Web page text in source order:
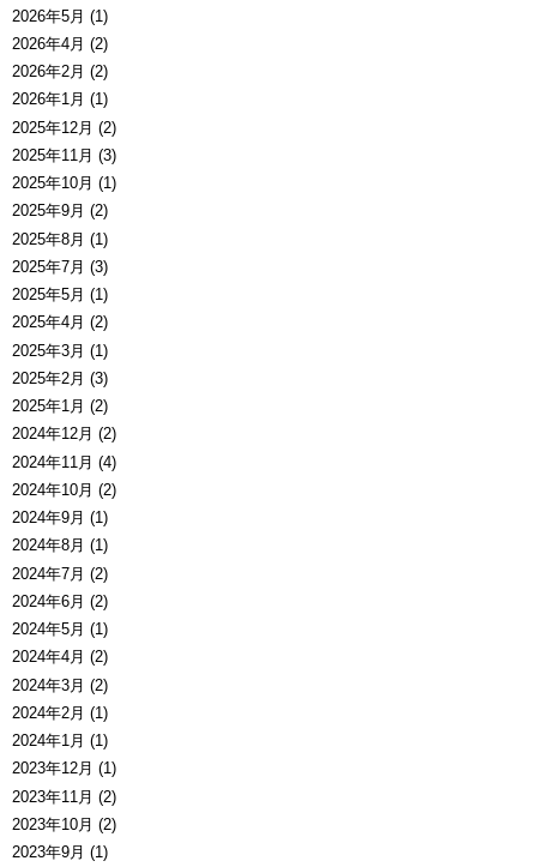
2026年5月 (1)
2026年4月 (2)
2026年2月 (2)
2026年1月 (1)
2025年12月 (2)
2025年11月 (3)
2025年10月 (1)
2025年9月 (2)
2025年8月 (1)
2025年7月 (3)
2025年5月 (1)
2025年4月 (2)
2025年3月 (1)
2025年2月 (3)
2025年1月 (2)
2024年12月 (2)
2024年11月 (4)
2024年10月 (2)
2024年9月 (1)
2024年8月 (1)
2024年7月 (2)
2024年6月 (2)
2024年5月 (1)
2024年4月 (2)
2024年3月 (2)
2024年2月 (1)
2024年1月 (1)
2023年12月 (1)
2023年11月 (2)
2023年10月 (2)
2023年9月 (1)